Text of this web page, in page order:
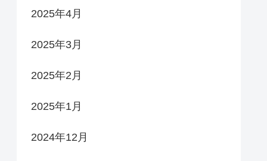
2025年4月
2025年3月
2025年2月
2025年1月
2024年12月